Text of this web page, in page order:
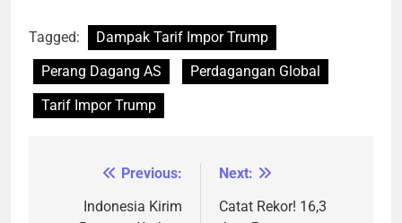
Tagged:
Dampak Tarif Impor Trump
Perang Dagang AS
Perdagangan Global
Tarif Impor Trump
NavigasiPrevious:
Indonesia Kirim
Next:
Catat Rekor! 16,3